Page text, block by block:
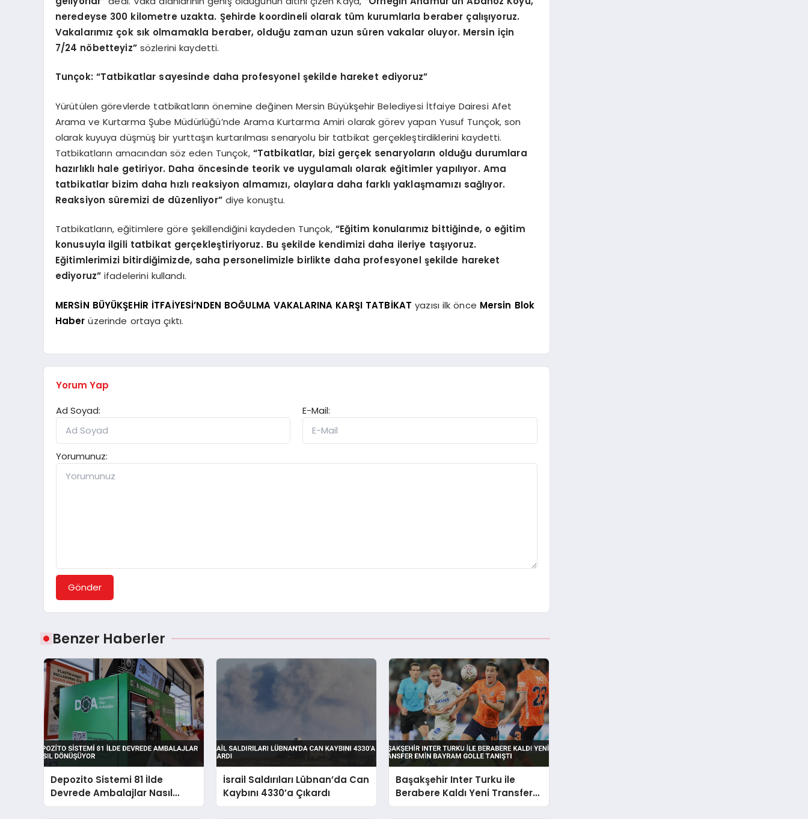
neredeyse 300 kilometre uzakta. Şehirde koordineli olarak tüm kurumlarla beraber çalışıyoruz.
Vakalarımız çok sık olmamakla beraber, olduğu zaman uzun süren vakalar oluyor. Mersin için
7/24 nöbetteyiz” sözlerini kaydetti.
Tunçok: “Tatbikatlar sayesinde daha profesyonel şekilde hareket ediyoruz”
Yürütülen görevlerde tatbikatların önemine değinen Mersin Büyükşehir Belediyesi İtfaiye Dairesi Afet
Arama ve Kurtarma Şube Müdürlüğü’nde Arama Kurtarma Amiri olarak görev yapan Yusuf Tunçok, son
olarak kuyuya düşmüş bir yurttaşın kurtarılması senaryolu bir tatbikat gerçekleştirdiklerini kaydetti.
Tatbikatların amacından söz eden Tunçok, “Tatbikatlar, bizi gerçek senaryoların olduğu durumlara
hazırlıklı hale getiriyor. Daha öncesinde teorik ve uygulamalı olarak eğitimler yapılıyor. Ama
tatbikatlar bizim daha hızlı reaksiyon almamızı, olaylara daha farklı yaklaşmamızı sağlıyor.
Reaksiyon süremizi de düzenliyor” diye konuştu.
Tatbikatların, eğitimlere göre şekillendiğini kaydeden Tunçok,“Eğitim konularımız bittiğinde, o eğitim
konusuyla ilgili tatbikat gerçekleştiriyoruz. Bu şekilde kendimizi daha ileriye taşıyoruz.
Eğitimlerimizi bitirdiğimizde, saha personelimizle birlikte daha profesyonel şekilde hareket
ediyoruz” ifadelerini kullandı.
MERSİN BÜYÜKŞEHİR İTFAİYESİ’NDEN BOĞULMA VAKALARINA KARŞI TATBİKAT yazısı ilk önce Mersin Blok
Haber üzerinde ortaya çıktı.
Yorum Yap
Ad Soyad:
E-Mail:
Yorumunuz:
Gönder
Benzer Haberler
Depozito Sistemi 81 İlde
Devrede Ambalajlar Nasıl
Dönüşüyor
İsrail Saldırıları Lübnan’da Can
Kaybını 4330’a Çıkardı
Başakşehir Inter Turku ile
Berabere Kaldı Yeni Transfer
Emin Bayram Golle Tanıştı